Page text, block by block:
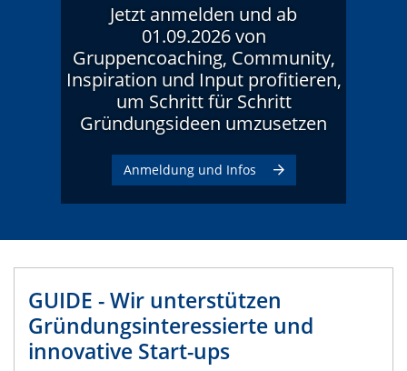
Jetzt anmelden und ab
01.09.2026 von
Gruppencoaching, Community,
Inspiration und Input profitieren,
um Schritt für Schritt
Gründungsideen umzusetzen
Anmeldung und Infos
GUIDE - Wir unterstützen
Gründungsinteressierte und
innovative Start-ups